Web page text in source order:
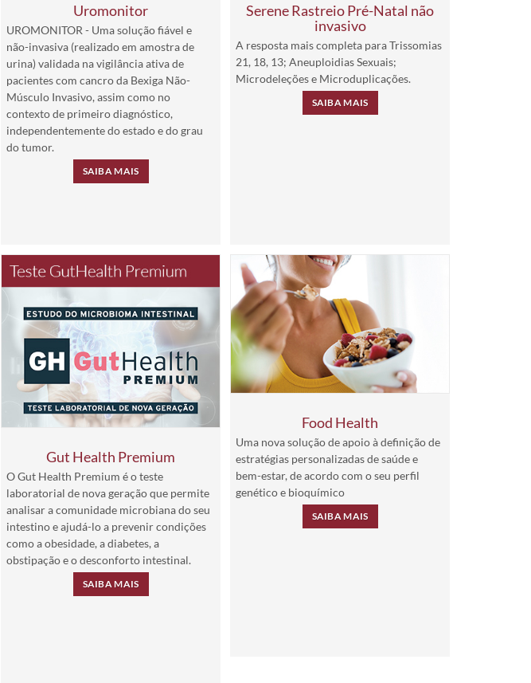
Uromonitor
UROMONITOR - Uma solução fiável e
não-invasiva (realizado em amostra de
urina) validada na vigilância ativa de
pacientes com cancro da Bexiga Não-
Músculo Invasivo, assim como no
contexto de primeiro diagnóstico,
independentemente do estado e do grau
do tumor.
SAIBA MAIS
Serene Rastreio Pré-Natal não
invasivo
A resposta mais completa para Trissomias
21, 18, 13; Aneuploidias Sexuais;
Microdeleções e Microduplicações.
SAIBA MAIS
Gut Health Premium
O Gut Health Premium é o teste
laboratorial de nova geração que permite
analisar a comunidade microbiana do seu
intestino e ajudá-lo a prevenir condições
como a obesidade, a diabetes, a
obstipação e o desconforto intestinal.
SAIBA MAIS
Food Health
Uma nova solução de apoio à definição de
estratégias personalizadas de saúde e
bem-estar, de acordo com o seu perfil
genético e bioquímico
SAIBA MAIS